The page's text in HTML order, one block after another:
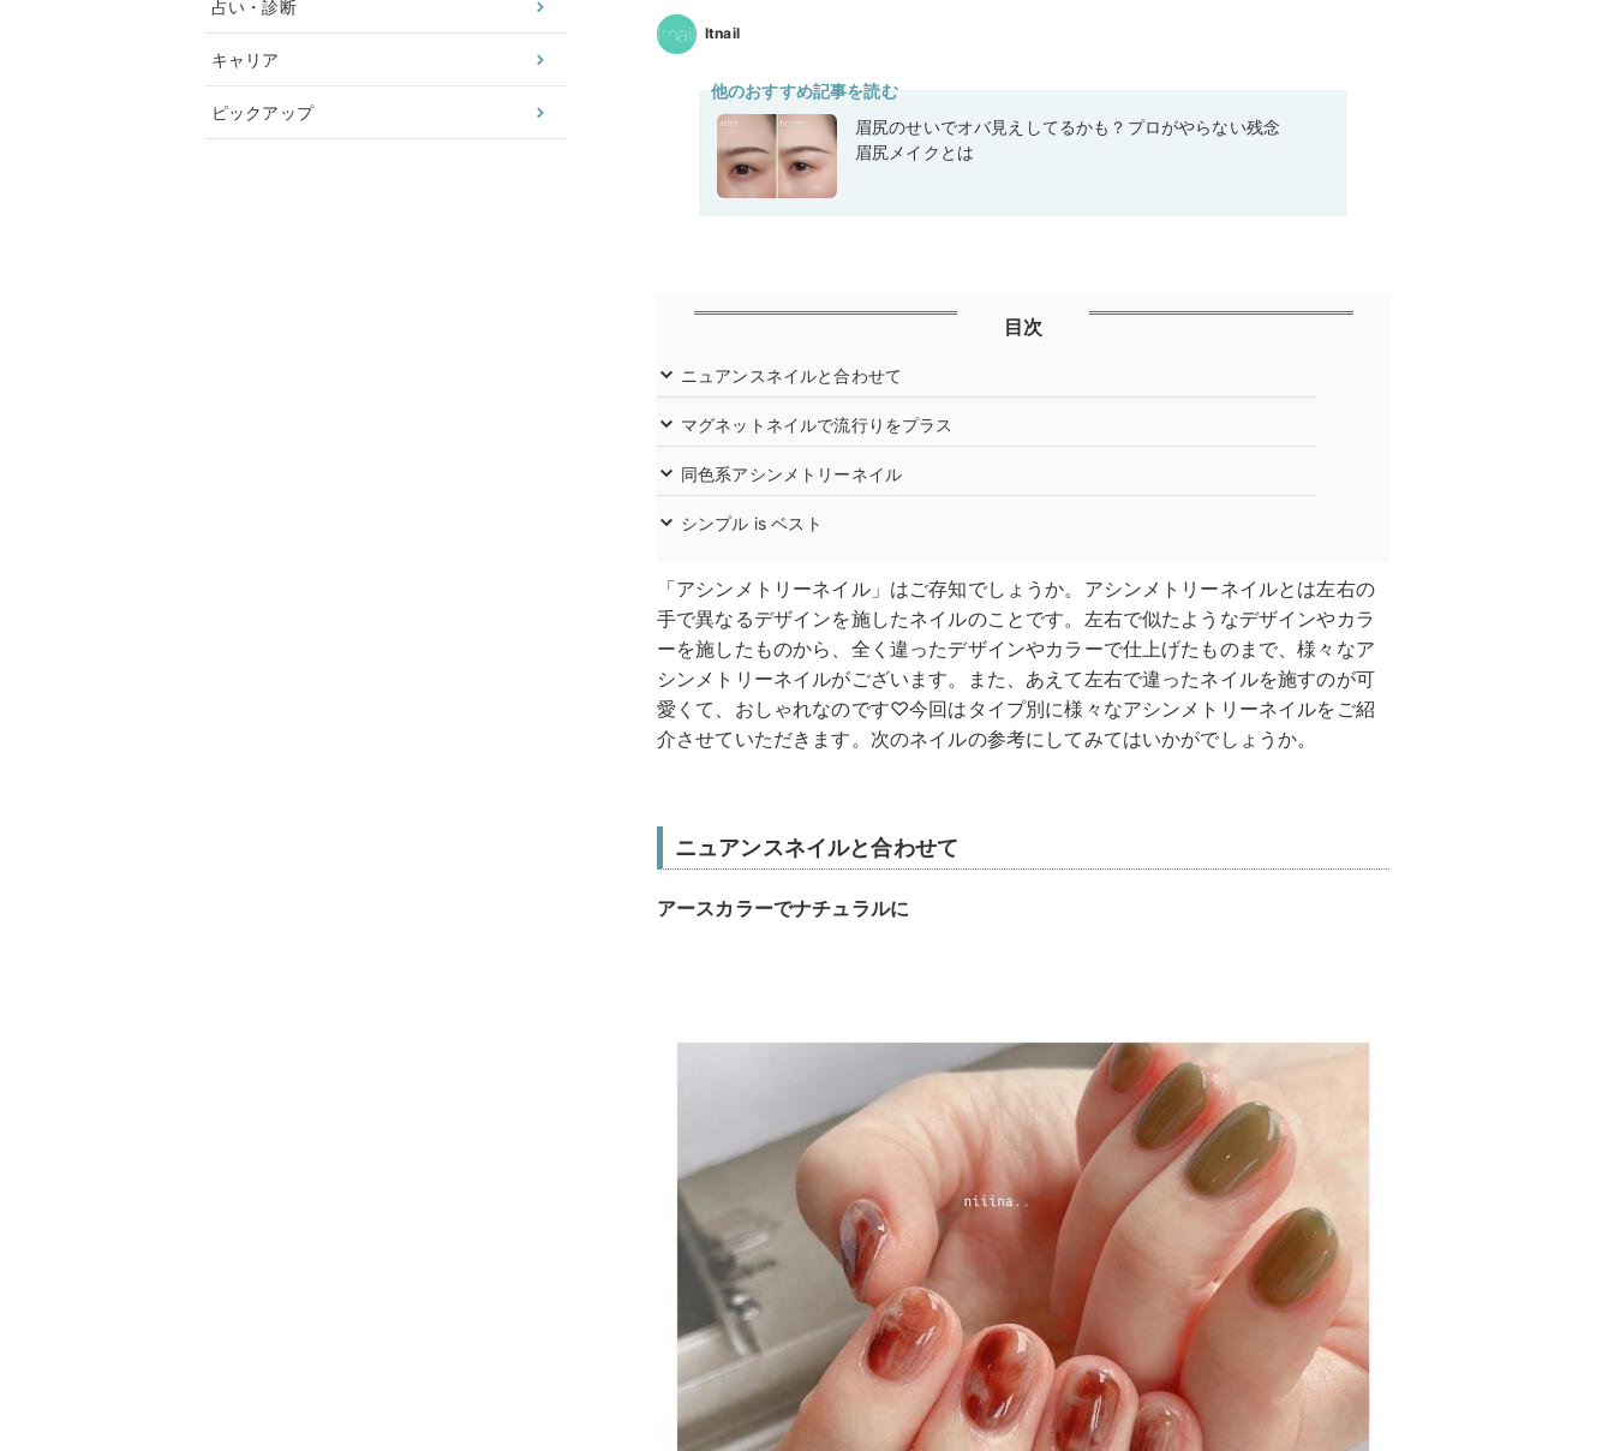
占い・診断
キャリア
ピックアップ
Itnail
他のおすすめ記事を読む
眉尻のせいでオバ見えしてるかも？プロがやらない残念
眉尻メイクとは
目次
ニュアンスネイルと合わせて
マグネットネイルで流行りをプラス
同色系アシンメトリーネイル
シンプル is ベスト
「アシンメトリーネイル」はご存知でしょうか。アシンメトリーネイルとは左右の
手で異なるデザインを施したネイルのことです。左右で似たようなデザインやカラ
ーを施したものから、全く違ったデザインやカラーで仕上げたものまで、様々なア
シンメトリーネイルがございます。また、あえて左右で違ったネイルを施すのが可
愛くて、おしゃれなのです♡今回はタイプ別に様々なアシンメトリーネイルをご紹
介させていただきます。次のネイルの参考にしてみてはいかがでしょうか。
ニュアンスネイルと合わせて
アースカラーでナチュラルに